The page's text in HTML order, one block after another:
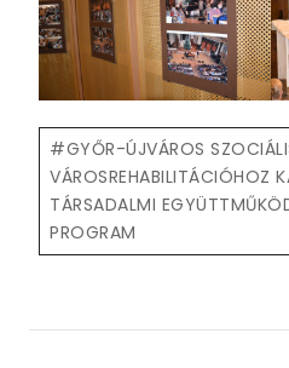
Post
Tags:
#GYŐR-ÚJVÁROS
VÁROSREHABILITÁCIÓHOZ
TÁRSADALMI
PROGRAM